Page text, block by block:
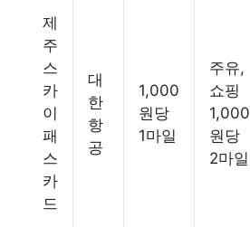
제
주
스
카
이
패
스
카
드
대
한
항
공
1,000
원당
1마일
주유,
쇼핑
1,000
원당
2마일